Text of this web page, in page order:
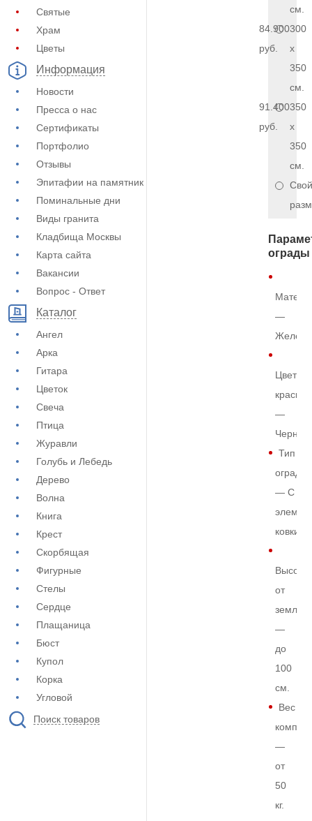
Святые
Храм
Цветы
Информация
Новости
Пресса о нас
Сертификаты
Портфолио
Отзывы
Эпитафии на памятник
Поминальные дни
Виды гранита
Кладбища Москвы
Карта сайта
Вакансии
Вопрос - Ответ
Каталог
Ангел
Арка
Гитара
Цветок
Свеча
Птица
Журавли
Голубь и Лебедь
Дерево
Волна
Книга
Крест
Скорбящая
Фигурные
Стелы
Сердце
Плащаница
Бюст
Купол
Корка
Угловой
Поиск товаров
см.
84.900
руб.
300
x
350
см.
91.400
руб.
350
x
350
см.
Свой
ограды
—
Железо
Цвет
краски
—
Черный
Тип
ограды
— С
ковки
Высота
от
земли
—
до
100
см.
Вес
—
от
50
кг.